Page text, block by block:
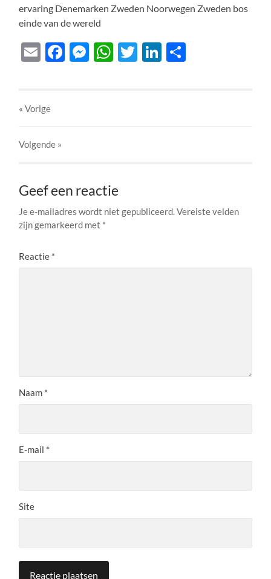
ervaring Denemarken Zweden Noorwegen Zweden bos
einde van de wereld
EmailFacebook
Messenger
WhatsApp
TwitterLinkedIn
« Vorige
Volgende »
Geef een reactie
Je e-mailadres wordt niet gepubliceerd. Vereiste velden
zijn gemarkeerd met *
Reactie *
Naam *
E-mail *
Site